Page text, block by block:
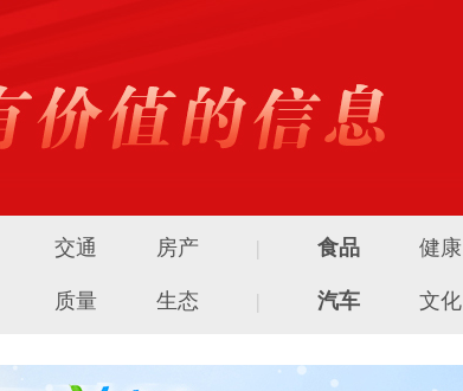
交通 房产 | 食品 健康
质量 生态 | 汽车 文化